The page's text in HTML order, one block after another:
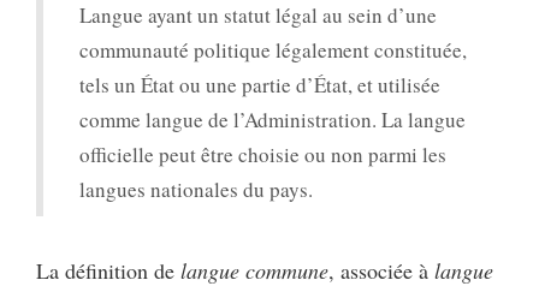
Langue ayant un statut légal au sein d’une
communauté politique légalement constituée,
tels un État ou une partie d’État, et utilisée
comme langue de l’Administration. La langue
officielle peut être choisie ou non parmi les
langues nationales du pays.
La définition de langue commune, associée à langue